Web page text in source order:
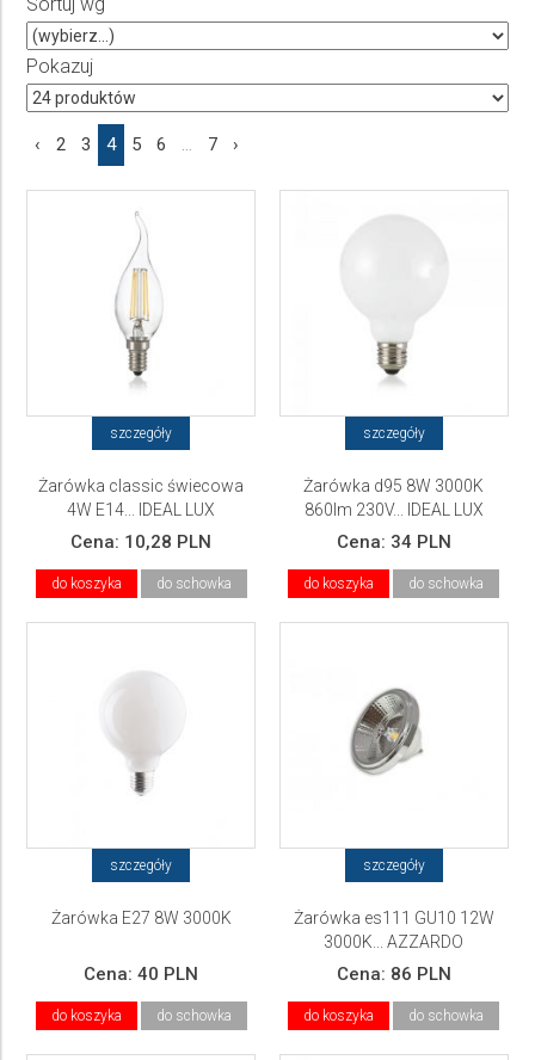
Producent
Wybierz producenta
Cena
Pokazuj
‹ 2 3 4 5 6 ... 7 ›
szczegóły
Żarówka classic świecowa
4W E14... IDEAL LUX
Cena: 10,28 PLN
do koszyka do schowka
szczegóły
Żarówka d95 8W 3000K
860lm 230V... IDEAL LUX
Cena: 34 PLN
do koszyka do schowka
szczegóły
Żarówka E27 8W 3000K
Cena:40 PLN
do koszyka do schowka
szczegóły
Żarówka es111 GU10 12W
3000K... AZZARDO
Cena: 86 PLN
do koszyka do schowka